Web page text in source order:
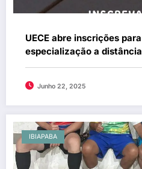
UECE abre inscrições
especialização a
Junho 22, 2025
IBIAPABA